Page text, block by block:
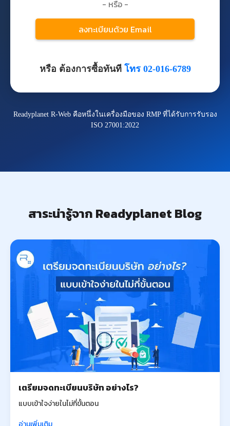
หรือ ต้องการซื้อทันที โทร 02-016-6789
Readyplanet R-Web คือหนึ่งในเครื่องมือของ RMP ที่ได้รับการรับรอง
ISO 27001:2022
สาระน่ารู้จาก Readyplanet Blog
เตรียมจดทะเบียนบริษัท อย่างไร?
แบบเข้าใจง่ายในไม่กี่ขั้นตอน